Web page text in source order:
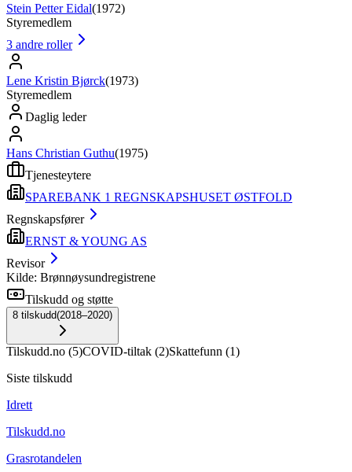
Stein Petter Eidal(1972)
Styremedlem
3 andre roller
Lene Kristin Bjørck(1973)
Styremedlem
Daglig leder
Hans Christian Guthu(1975)
Tjenesteytere
SPAREBANK 1 REGNSKAPSHUSET ØSTFOLD
Regnskapsfører
ERNST & YOUNG AS
Revisor
Kilde: Brønnøysundregistrene
Tilskudd og støtte
8 tilskudd(2018–2020)
Tilskudd.no (5)COVID-tiltak (2)Skattefunn (1)
Siste tilskudd
Idrett
Tilskudd.no
Grasrotandelen